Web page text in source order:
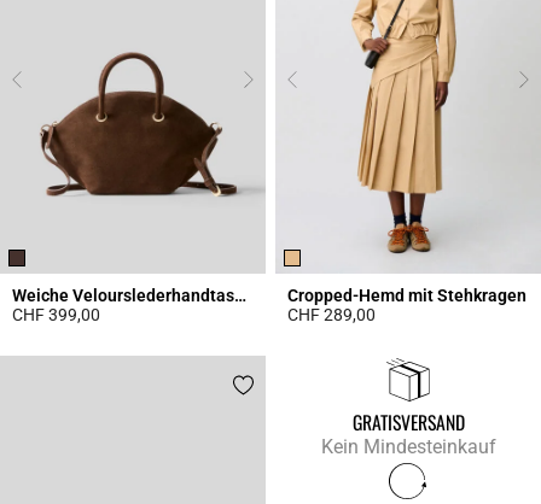
Weiche Velourslederhandtasche
CHF 399,00
Cropped-Hemd mit Stehkragen
CHF 289,00
GRATISVERSAND
Kein Mindesteinkauf